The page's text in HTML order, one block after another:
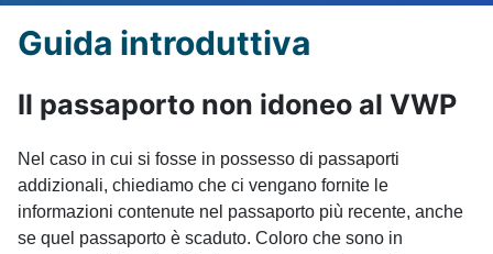
Guida introduttiva
Il passaporto non idoneo al VWP
Nel caso in cui si fosse in possesso di passaporti
addizionali, chiediamo che ci vengano fornite le
informazioni contenute nel passaporto più recente, anche
se quel passaporto è scaduto. Coloro che sono in